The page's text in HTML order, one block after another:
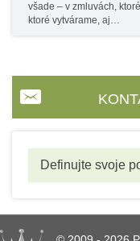
všade – v zmluvách,
ktoré vytvárame, aj…
Definujte svoje